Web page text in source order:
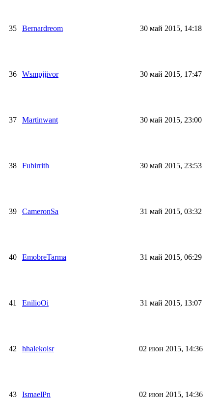
35 Bernardreom 30 май 2015, 14:18
36 Wsmpjjivor 30 май 2015, 17:47
37 Martinwant 30 май 2015, 23:00
38 Fubirrith 30 май 2015, 23:53
39 CameronSa 31 май 2015, 03:32
40 EmobreTarma 31 май 2015, 06:29
41 EnilioOi 31 май 2015, 13:07
42 hhalekoisr 02 июн 2015, 14:36
43 IsmaelPn 02 июн 2015, 14:36